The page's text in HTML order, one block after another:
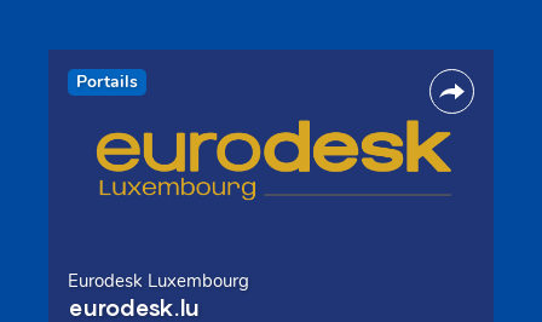
Portails
Eurodesk Luxembourg
eurodesk.lu